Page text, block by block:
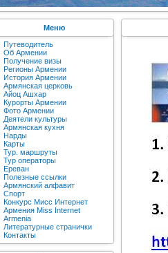
Меню
Путеводитель
Об Армении
Получение визы
Регионы Армении
История Армении
Армянская церковь
Айоц Ашхар
Курорты Армении
Фото Армении
Деятели культуры
Армянская кухня
Нарды
Карты
Тур. маршруты
Тур операторы
Ереван
Полезные ссылки
Армянский алфавит
Спорт
Конкурс Мисс Интернет
Армения Miss Internet
Armenia
Литературные странички
Контакты